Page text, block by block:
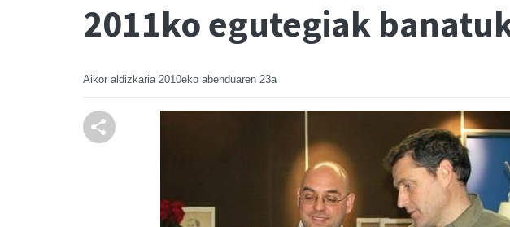
2011ko egutegiak
Aikor aldizkaria 2010eko abenduaren 23a